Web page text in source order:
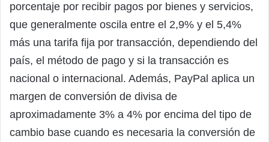
porcentaje por recibir pagos por bienes y servicios,
que generalmente oscila entre el 2,9% y el 5,4%
más una tarifa fija por transacción, dependiendo del
país, el método de pago y si la transacción es
nacional o internacional. Además, PayPal aplica un
margen de conversión de divisa de
aproximadamente 3% a 4% por encima del tipo de
cambio base cuando es necesaria la conversión de